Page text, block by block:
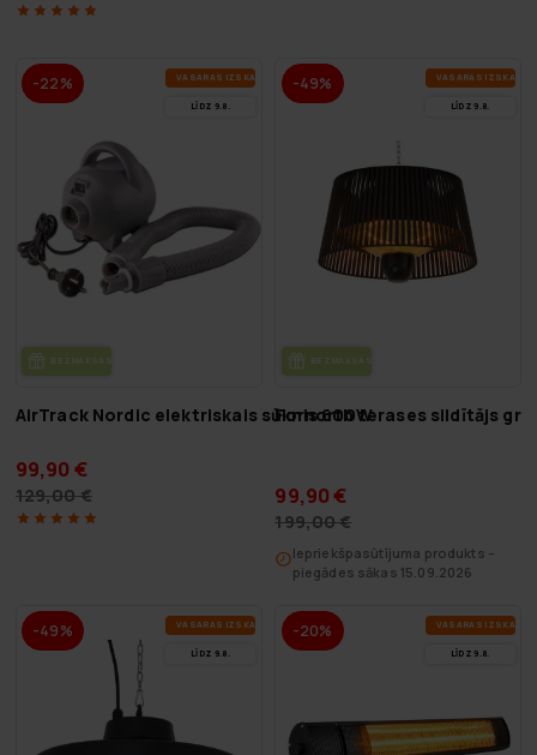
-22% VA­SA­RAS IZ­SKA­ŅA
LĪDZ 9.8.
BEZ­MAK­SAS PIE­GĀ­DE
AirTrack Nordic elektriskais sūknis 600W
99,90 €
129,00 €
-49% VA­SA­RAS IZ­SKA­ŅA
LĪDZ 9.8.
BEZ­MAK­SAS PIE­GĀ­DE
Fornorth terases sildītājs
99,90 €
199,00 €
Iepriekšpasūtījuma produkts –
piegādes sākas 15.09.2026
-49% VA­SA­RAS IZ­SKA­ŅA
LĪDZ 9.8.
-20% VA­SA­RAS IZ­SKA­ŅA
LĪDZ 9.8.